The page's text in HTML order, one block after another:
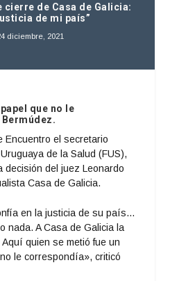
de Casa de Galicia:
de mi país”
diciembre, 2021
que no le
Encuentro el secretario
de la Salud (FUS),
decisión del juez Leonardo
Casa de Galicia.
en la justicia de su país…
nada. A Casa de Galicia la
quien se metió fue un
le correspondía», criticó